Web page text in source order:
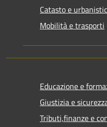
Catasto e
Mobilità e trasporti
Educazione e
Giustizia e
Tributi,finanze e